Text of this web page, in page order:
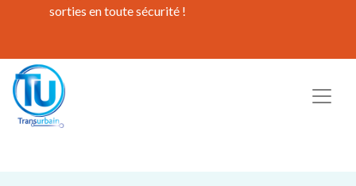
sorties en toute sécurité !